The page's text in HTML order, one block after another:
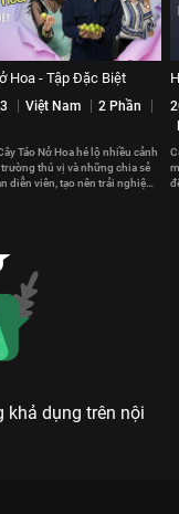
Hoa - Tập Đặc Biệt
Việt Nam
2 Phần
Táo Nở Hoa hé lộ nhiều cảnh
thú vị và những chia sẻ
diễn viên, tạo nên trải nghiệm
khả dụng trên nội